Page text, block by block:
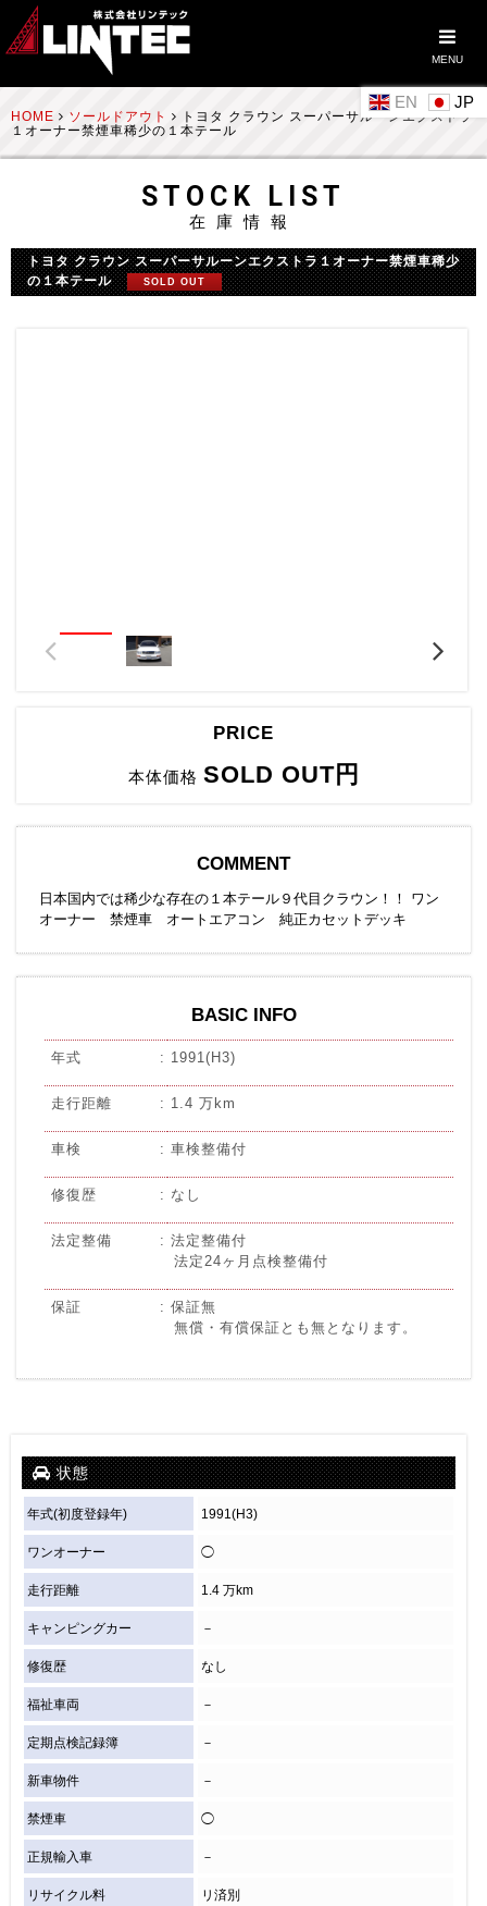
MENU
EN
HOME ソールドアウト
トヨタ クラウン スーパーサルーンエクストラ
１オーナー禁煙車稀少の１本テール
STOCK LIST
在庫情報
トヨタ クラウン スーパーサルーンエクストラ１オーナー禁煙車稀少
の１本テール
SOLD OUT
PRICE
本体価格 SOLD OUT円
COMMENT
日本国内では稀少な存在の１本テール９代目クラウン！！ ワン
オーナー 禁煙車 オートエアコン 純正カセットデッキ
BASIC INFO
年式 1991(H3)
走行距離 1.4 万km
車検 車検整備付
修復歴 なし
法定整備
法定整備付
法定24ヶ月点検整備付
保証
保証無
無償・有償保証とも無となります。
状態
年式(初度登録年) 1991(H3)
ワンオーナー ◯
走行距離 1.4 万km
キャンピングカー －
修復歴 なし
福祉車両 －
定期点検記録簿 －
新車物件 －
禁煙車 ◯
正規輸入車 －
リサイクル料 リ済別